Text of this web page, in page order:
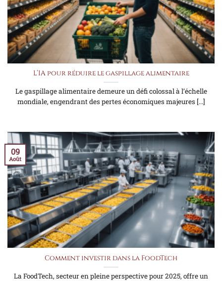
L’IA pour réduire le gaspillage alimentaire
Le gaspillage alimentaire demeure un défi colossal à l’échelle
mondiale, engendrant des pertes économiques majeures [...]
Comment investir dans la FoodTech
La FoodTech, secteur en pleine perspective pour 2025, offre un
09
Août